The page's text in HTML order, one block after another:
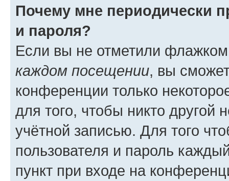
Почему мне периодически
и пароля?
Если вы не отметили
каждом посещении, вы
конференции только
для того, чтобы никто другой
учётной записью. Для того
пользователя и пароль
пункт при входе на